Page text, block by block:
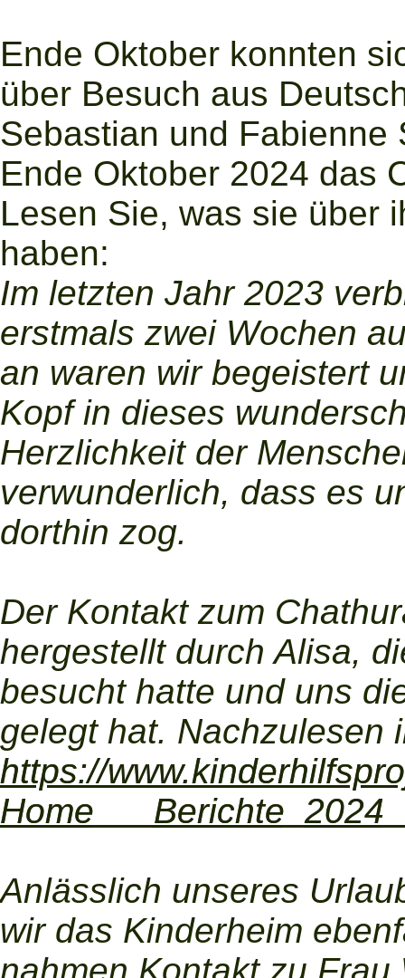
Ende Oktober konnten
über Besuch aus
Sebastian und
Ende Oktober 2024 das
Lesen Sie, was sie über
haben:
Im letzten Jahr 2023
erstmals zwei Wochen
an waren wir begeistert
Kopf in dieses
Herzlichkeit der
verwunderlich, dass es
dorthin zog.
Der Kontakt zum
hergestellt durch Alisa,
besucht hatte und uns
gelegt hat. Nachzulesen
https://
Anlässlich unseres
wir das Kinderheim